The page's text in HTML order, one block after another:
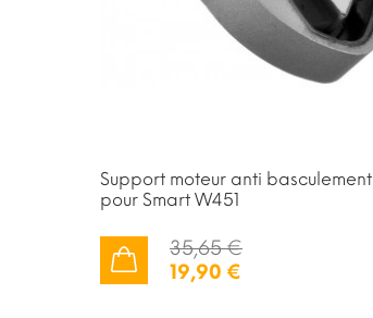
Support moteur anti basculement
pour Smart W451
35,65 €
19,90 €